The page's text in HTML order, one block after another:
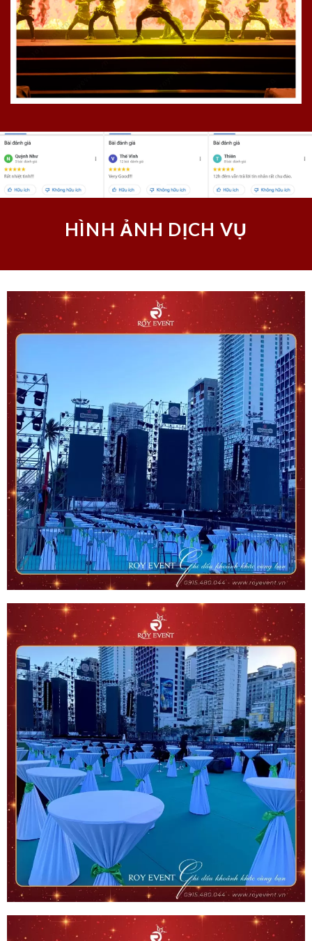
HÌNH ẢNH DỊCH VỤ